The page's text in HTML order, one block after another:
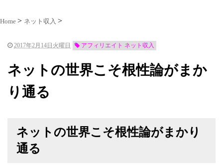
Home ネット収入
2017年2月14日火曜日 アフィリエイト ネット収入
ネットの世界こそ根性論がまか
り通る
ネットの世界こそ根性論がまかり
通る